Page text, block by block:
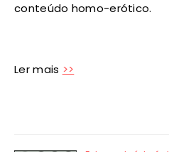
conteúdo homo-erótico.
Ler mais >>